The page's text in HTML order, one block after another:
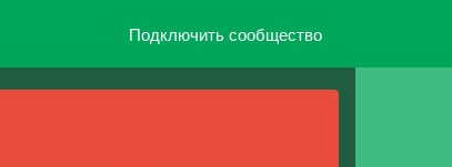
Подключить сообщество